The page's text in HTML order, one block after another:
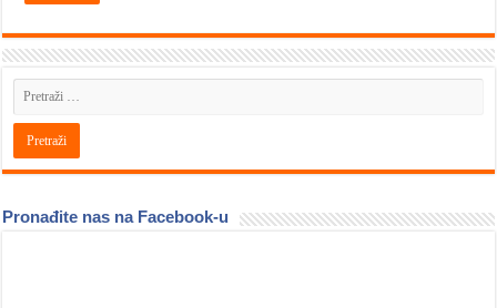
Pronađite nas na Facebook-u